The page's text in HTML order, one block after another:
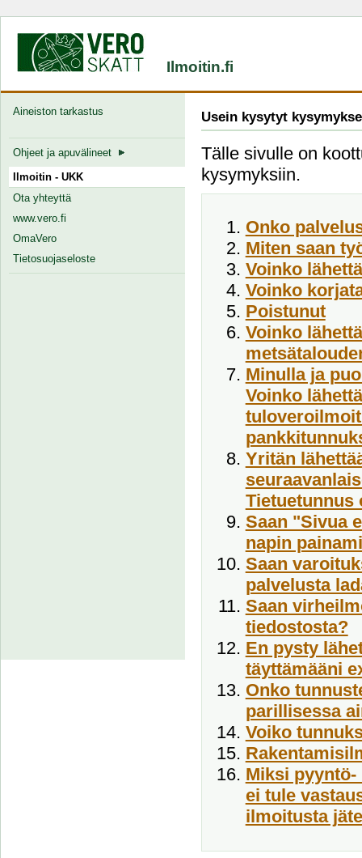
Ilmoitin.fi
Aineiston tarkastus
Ohjeet ja apuvälineet
Ilmoitin - UKK
Ota yhteyttä
www.vero.fi
OmaVero
Tietosuojaseloste
Usein kysytyt
Tälle sivulle on
kysymyksiin.
Onko
Miten saan
Voinko
Voinko
Poistunut
Voinko
Minulla ja
Voinko
Yritän
Saan "Sivua
napin
Saan
palvelusta
Saan
tiedostosta?
En pysty
täyttämääni
Onko
parillisessa
Voiko
Miksi
ei tule
ilmoitusta